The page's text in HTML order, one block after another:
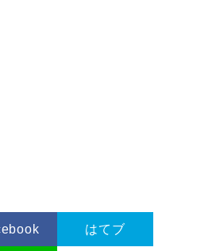
はてブ